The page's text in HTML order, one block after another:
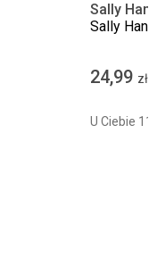
Sally
Sally
24,99 zł
U Ciebie